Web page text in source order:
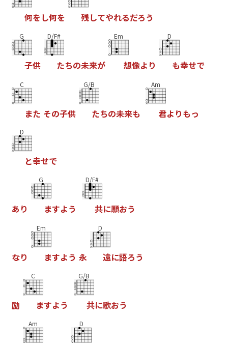
何をし何を 残してやれるだろう
G
子供
D/F#
たちの未来が
Em
想像よ り
D
も幸せで
C
また その子供
G/B
たちの未来も
Am
君よ りもっ
D
と幸せで
あ り
G
ますよう
D/F#
共に願おう
なり
Em
ますよう 永
D
遠に語ろう
励
C
ますよう
G/B
共に歌おう
Am D